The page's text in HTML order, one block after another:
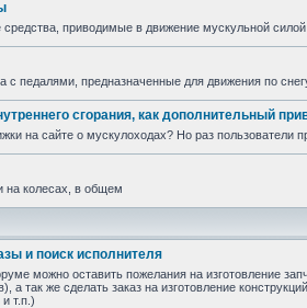
приводимые в движение мускульной силой
с педалями, предназначенные для движения по
сгорания, как дополнительный
на сайте о мускулоходах? Но раз пользователи
на колесах, в общем
и поиск исполнителя
можно оставить пожелания на изготовление
а так же сделать заказ на изготовление
и т.п.)